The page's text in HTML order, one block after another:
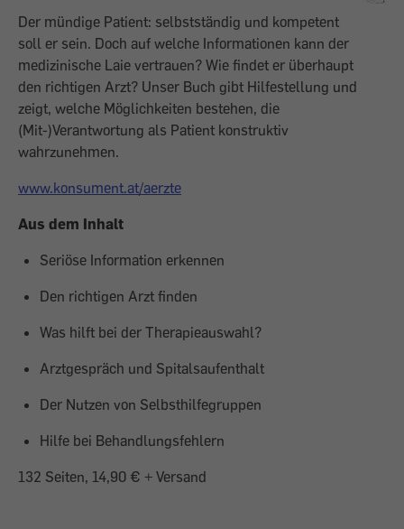
Der mündige Patient: selbstständig und kompetent
soll er sein. Doch auf welche Informa­tionen kann der
medizinische Laie vertrauen? Wie findet er überhaupt
den richtigen Arzt? Unser Buch gibt Hilfestellung und
zeigt, welche Möglichkeiten bestehen, die
(Mit-)Verantwortung als Patient konstruktiv
wahrzunehmen.
www.konsument.at/aerzte
Aus dem Inhalt
Seriöse Information erkennen
Den richtigen Arzt finden
Was hilft bei der Therapieauswahl?
Arztgespräch und Spitalsaufenthalt
Der Nutzen von Selbsthilfegruppen
Hilfe bei Behandlungsfehlern
132 Seiten, 14,90 € + Versand